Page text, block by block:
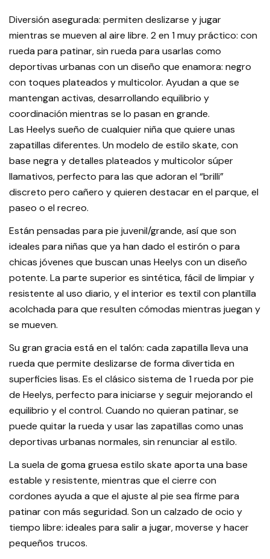
Diversión asegurada: permiten deslizarse y jugar
mientras se mueven al aire libre. 2 en 1 muy práctico: con
rueda para patinar, sin rueda para usarlas como
deportivas urbanas con un diseño que enamora: negro
con toques plateados y multicolor. Ayudan a que se
mantengan activas, desarrollando equilibrio y
coordinación mientras se lo pasan en grande.
Las Heelys sueño de cualquier niña que quiere unas
zapatillas diferentes. Un modelo de estilo skate, con
base negra y detalles plateados y multicolor súper
llamativos, perfecto para las que adoran el “brilli”
discreto pero cañero y quieren destacar en el parque, el
paseo o el recreo.
Están pensadas para pie juvenil/grande, así que son
ideales para niñas que ya han dado el estirón o para
chicas jóvenes que buscan unas Heelys con un diseño
potente. La parte superior es sintética, fácil de limpiar y
resistente al uso diario, y el interior es textil con plantilla
acolchada para que resulten cómodas mientras juegan y
se mueven.
Su gran gracia está en el talón: cada zapatilla lleva una
rueda que permite deslizarse de forma divertida en
superficies lisas. Es el clásico sistema de 1 rueda por pie
de Heelys, perfecto para iniciarse y seguir mejorando el
equilibrio y el control. Cuando no quieran patinar, se
puede quitar la rueda y usar las zapatillas como unas
deportivas urbanas normales, sin renunciar al estilo.
La suela de goma gruesa estilo skate aporta una base
estable y resistente, mientras que el cierre con
cordones ayuda a que el ajuste al pie sea firme para
patinar con más seguridad. Son un calzado de ocio y
tiempo libre: ideales para salir a jugar, moverse y hacer
pequeños trucos.